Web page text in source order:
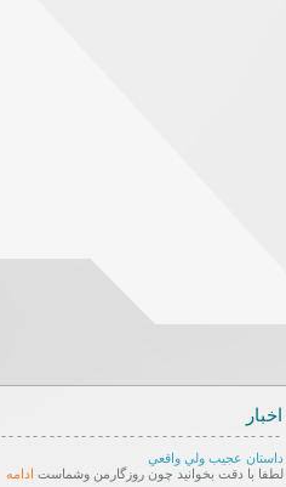
اخبار
-----------------------------------
داستان عجيب ولي واقعي
لطفا با دقت بخوانيد چون روزگارمن وشماست ادامه